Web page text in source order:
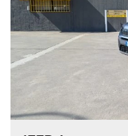
sul
funzionamento
di
questi
strumenti
rimanda